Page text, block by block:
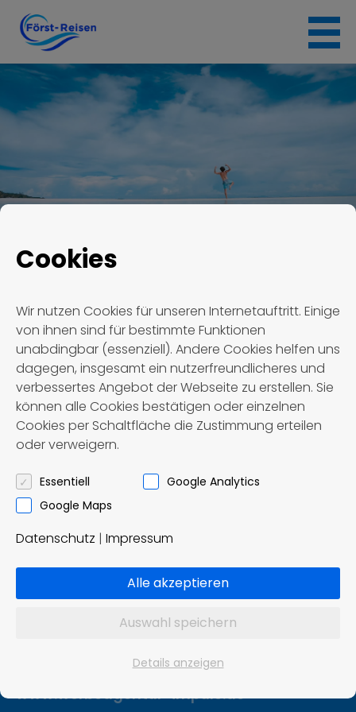
Skip
content
Först Reisen Termin #1875
Termin #1875
Först – Reisen OHG
Omnibusbetrieb und Reisebüro
Ziddelrasen 8
99830 Treffurt
Tel.: 036923 / 8 02 91
info@foerst-reisen.de
Impuls Werbeagentur, Hannover
www.werbeagentur-impuls.de
Cookies
Wir nutzen Cookies für unseren Internetauftritt. Einige
von ihnen sind für bestimmte Funktionen
unabdingbar (essenziell). Andere Cookies helfen uns
dagegen, insgesamt ein nutzerfreundlicheres und
verbessertes Angebot der Webseite zu erstellen. Sie
können alle Cookies bestätigen oder einzelnen
Cookies per Schaltfläche die Zustimmung erteilen
oder verweigern.
Essentiell
Google Analytics
Google Maps
Datenschutz | Impressum
Alle akzeptieren
Auswahl speichern
Details anzeigen